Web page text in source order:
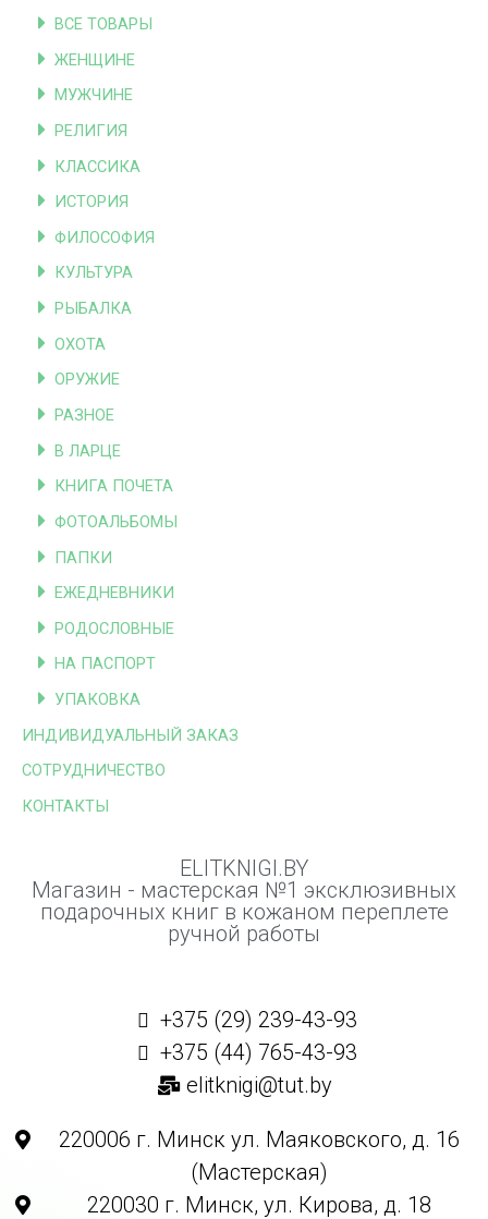
ВСЕ ТОВАРЫ
ЖЕНЩИНЕ
МУЖЧИНЕ
РЕЛИГИЯ
КЛАССИКА
ИСТОРИЯ
ФИЛОСОФИЯ
КУЛЬТУРА
РЫБАЛКА
ОХОТА
ОРУЖИЕ
РАЗНОЕ
В ЛАРЦЕ
КНИГА ПОЧЕТА
ФОТОАЛЬБОМЫ
ПАПКИ
ЕЖЕДНЕВНИКИ
РОДОСЛОВНЫЕ
НА ПАСПОРТ
УПАКОВКА
ИНДИВИДУАЛЬНЫЙ ЗАКАЗ
СОТРУДНИЧЕСТВО
КОНТАКТЫ
ELITKNIGI.BY
Магазин - мастерская №1 эксклюзивных
подарочных книг в кожаном переплете
ручной работы
+375 (29) 239-43-93
+375 (44) 765-43-93
elitknigi@tut.by
220006 г. Минск ул. Маяковского, д. 16
(Мастерская)
220030 г. Минск, ул. Кирова, д. 18